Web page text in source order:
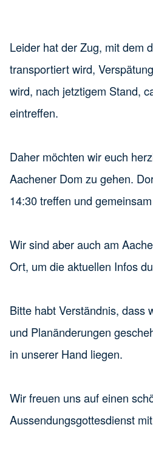
Leider hat der Zug, mit dem
transportiert wird,
wird, nach jetztigem Stand,
eintreffen.
Daher möchten wir euch
Aachener Dom zu gehen.
14:30 treffen und
Wir sind aber auch am
Ort, um die aktuellen Infos
Bitte habt Verständnis, dass
und Planänderungen
in unserer Hand liegen.
Wir freuen uns auf einen
Aussendungsgottesdienst